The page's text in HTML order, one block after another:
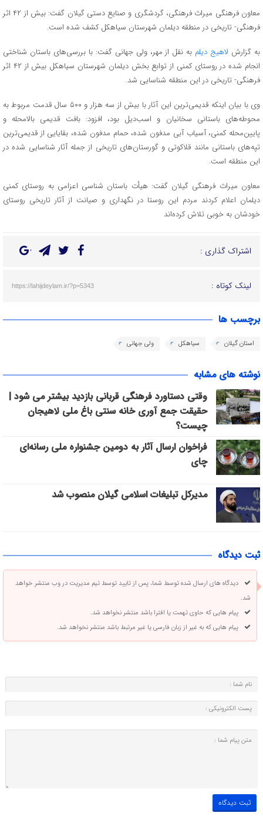
معاون فرهنگی میراث فرهنگی، گردشگری و صنایع دستی گیلان گفت: بیش از ۴۲ اثر
فرهنگی- تاریخی در منطقه دیلمان شهرستان سیاهکل کشف شده است.
به گزارش لاهیج دیلم به نقل از مهر، ولی جهانی گفت: با بررسی‌های باستان شناختی
انجام شده در روستای کمنی از توابع بخش دیلمان شهرستان سیاهکل بیش از ۴۲ اثر
فرهنگی- تاریخی در این منطقه شناسایی شد.
وی با بیان اینکه قدیمی‌ترین این آثار با بیش از سه هزار و ۵۰۰ سال قدمت مربوط به
محوطه‌های باستانی سخانیان و اسب‌دیل بود، افزود: بافت قدیمی بالامحله و
پایین‌محله کمنی، آسیاب آبی مدفون شده، حمام مدفون شده، بقایایی از قدیمی‌ترین
تپه‌های باستانی مانند قلاکوتی و گورستان‌های تاریخی از جمله آثار شناسایی شده در
این منطقه است.
معاون میراث فرهنگی گیلان گفت: هیأت باستان شناسی اعزامی به روستای کمنی
دیلمان اعلام کردند مردم این روستا در نگهداری و صیانت از آثار تاریخی روستای
خودشان به خوبی تلاش کرده‌اند
اشتراک گذاری :
لینک کوتاه : https://lahijdeylam.ir/?p=5343
برچسب ها
استان گیلان سیاهکل ولی جهانی
نوشته های مشابه
وقتی دستاورد فرهنگی قربانی بازدید بیشتر می شود |
حقیقت جمع آوری خانه سنتی باغ ملی لاهیجان
چیست؟
فراخوان ارسال آثار به دومین جشنواره ملی رسانه‌ای
چای
مدیرکل تبلیغات اسلامی گیلان منصوب شد
ثبت دیدگاه
دیدگاه های ارسال شده توسط شما، پس از تایید توسط تیم مدیریت در وب منتشر خواهد
شد.
پیام هایی که حاوی تهمت یا افترا باشد منتشر نخواهد شد.
پیام هایی که به غیر از زبان فارسی یا غیر مرتبط باشد منتشر نخواهد شد.